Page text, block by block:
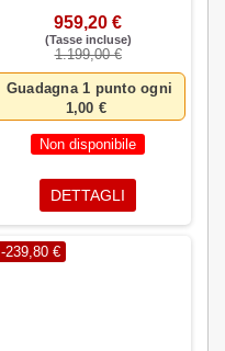
959,20 €
(Tasse incluse)
1.199,00 €
Guadagna 1 punto ogni
1,00 €
Non disponibile
DETTAGLI
-239,80 €